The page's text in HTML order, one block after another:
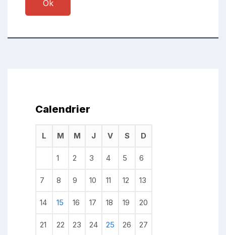
Ok
Calendrier
L M M J V S D
1 2 3 4 5 6
7 8 9 10 11 12 13
14 15 16 17 18 19 20
21 22 23 24 25 26 27